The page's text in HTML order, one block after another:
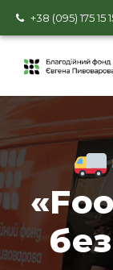
+38 (095) 175 15